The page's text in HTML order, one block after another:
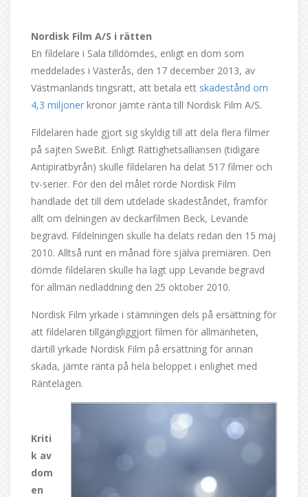
Nordisk Film A/S i rätten
En fildelare i Sala tilldömdes, enligt en dom som
meddelades i Västerås, den 17 december 2013, av
Västmanlands tingsrätt, att betala ett skadestånd om
4,3 miljoner kronor jämte ränta till Nordisk Film A/S.
Fildelaren hade gjort sig skyldig till att dela flera filmer
på sajten SweBit. Enligt Rättighetsalliansen (tidigare
Antipiratbyrån) skulle fildelaren ha delat 517 filmer och
tv-serier. För den del målet rörde Nordisk Film
handlade det till dem utdelade skadeståndet, framför
allt om delningen av deckarfilmen Beck, Levande
begravd. Fildelningen skulle ha delats redan den 15 maj
2010. Alltså runt en månad före själva premiären. Den
dömde fildelaren skulle ha lagt upp Levande begravd
för allmän nedladdning den 25 oktober 2010.
Nordisk Film yrkade i stämningen dels på ersättning för
att fildelaren tillgängliggjort filmen för allmänheten,
därtill yrkade Nordisk Film på ersättning för annan
skada, jämte ränta på hela beloppet i enlighet med
Räntelagen.
Kriti
k av
dom
en